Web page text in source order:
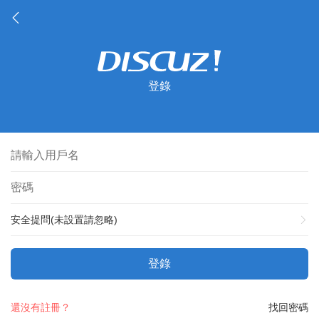
登錄
安全提問(未設置請忽略)
登錄
找回密碼
還沒有註冊？